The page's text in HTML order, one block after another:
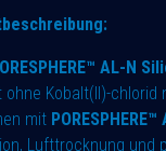
AL-N
ohne Kobalt(II)-
mit PORESPHERE™
Lufttrocknung und